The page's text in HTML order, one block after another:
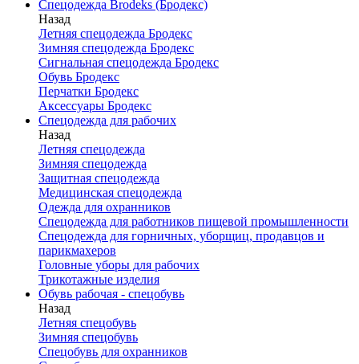
Спецодежда Brodeks (Бродекс)
Назад
Летняя спецодежда Бродекс
Зимняя спецодежда Бродекс
Сигнальная спецодежда Бродекс
Обувь Бродекс
Перчатки Бродекс
Аксессуары Бродекс
Спецодежда для рабочих
Назад
Летняя спецодежда
Зимняя спецодежда
Защитная спецодежда
Медицинская спецодежда
Одежда для охранников
Спецодежда для работников пищевой промышленности
Спецодежда для горничных, уборщиц, продавцов и
парикмахеров
Головные уборы для рабочих
Трикотажные изделия
Обувь рабочая - спецобувь
Назад
Летняя спецобувь
Зимняя спецобувь
Спецобувь для охранников